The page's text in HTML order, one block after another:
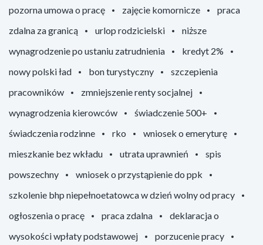
pozorna umowa o pracę
zajęcie komornicze
praca
zdalna za granicą
urlop rodzicielski
niższe
wynagrodzenie po ustaniu zatrudnienia
kredyt 2%
nowy polski ład
bon turystyczny
szczepienia
pracowników
zmniejszenie renty socjalnej
wynagrodzenia kierowców
świadczenie 500+
świadczenia rodzinne
rko
wniosek o emeryturę
mieszkanie bez wkładu
utrata uprawnień
spis
powszechny
wniosek o przystąpienie do ppk
szkolenie bhp niepełnoetatowca w dzień wolny od pracy
ogłoszenia o pracę
praca zdalna
deklaracja o
wysokości wpłaty podstawowej
porzucenie pracy